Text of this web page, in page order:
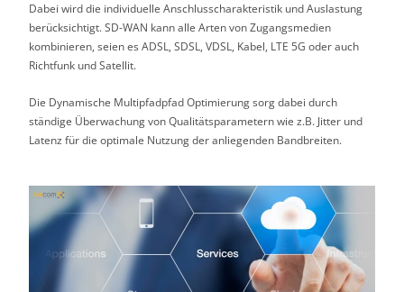
Dabei wird die individuelle Anschlusscharakteristik und Auslastung
berücksichtigt. SD-WAN kann alle Arten von Zugangsmedien
kombinieren, seien es ADSL, SDSL, VDSL, Kabel, LTE 5G oder auch
Richtfunk und Satellit.
Die Dynamische Multipfadpfad Optimierung sorg dabei durch
ständige Überwachung von Qualitätsparametern wie z.B. Jitter und
Latenz für die optimale Nutzung der anliegenden Bandbreiten.